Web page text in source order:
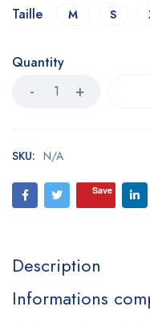
Taille M S
Quantity
SKU: N/A
Save
Description
Informations